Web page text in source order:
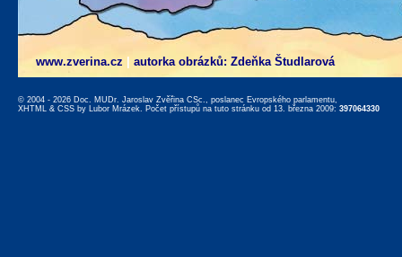
www.zverina.cz autorka obrázků: Zdeňka Študlarová
© 2004 - 2026 Doc. MUDr. Jaroslav Zvěřina CSc., poslanec Evropského parlamentu,
XHTML & CSS by Lubor Mrázek. Počet přístupů na tuto stránku od 13. března 2009: 397064330